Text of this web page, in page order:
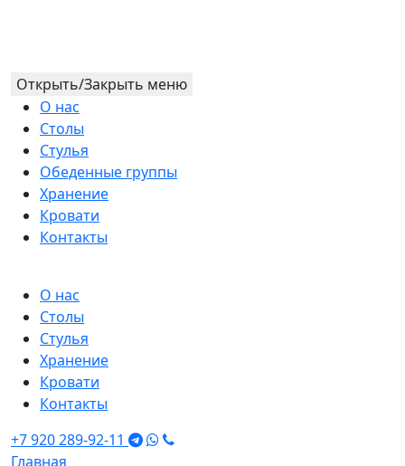
Открыть/Закрыть меню
О нас
Столы
Стулья
Обеденные группы
Хранение
Кровати
Контакты
О нас
Столы
Стулья
Хранение
Кровати
Контакты
+7 920 289-92-11
Главная